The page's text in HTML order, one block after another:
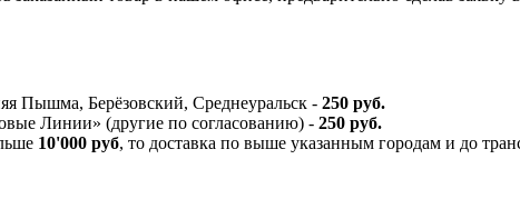
Пышма, Берёзовский, Среднеуральск - 250 руб.
Линии» (другие по согласованию) - 250 руб.
10'000 руб, то доставка по выше указанным городам и до